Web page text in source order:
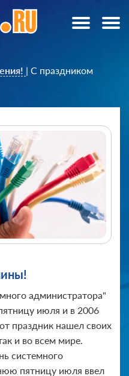
| С праздником
администратора"
июля и в 2006
праздник нашел своих
и во всем мире.
системного
пятницу июля ввел